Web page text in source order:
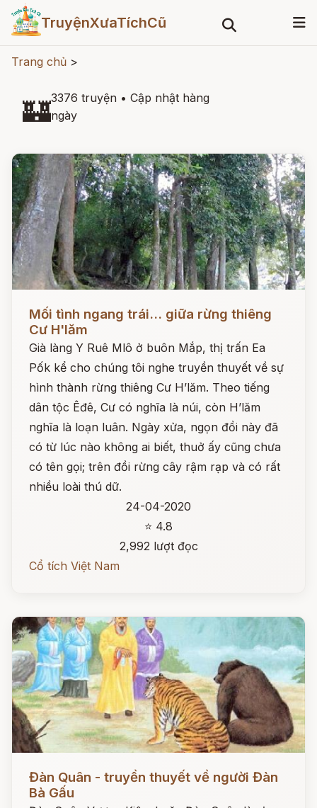
TruyệnXưaTíchCũ
Trang chủ >
🏰3376 truyện • Cập nhật hàng
ngày
Đọc ngay
Mối tình ngang trái... giữa rừng thiêng
Cư H'lăm
Già làng Y Ruê Mlô ở buôn Mắp, thị trấn Ea
Pốk kể cho chúng tôi nghe truyền thuyết về sự
hình thành rừng thiêng Cư H’lăm. Theo tiếng
dân tộc Êđê, Cư có nghĩa là núi, còn H’lăm
nghĩa là loạn luân. Ngày xửa, ngọn đồi này đã
có từ lúc nào không ai biết, thuở ấy cũng chưa
có tên gọi; trên đồi rừng cây rậm rạp và có rất
nhiều loài thú dữ.
24-04-2020
⭐ 4.8
2,992 lượt đọc
Cổ tích Việt Nam
Đàn Quân - truyền thuyết về người Đàn
Bà Gấu